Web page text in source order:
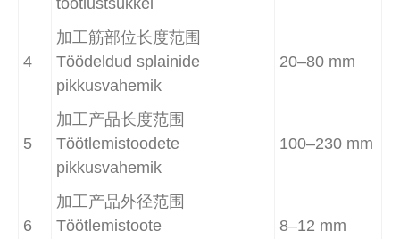
4
加工筋部位长度范围
Töödeldud splainide
pikkusvahemik
20–80 mm
5
加工产品长度范围
Töötlemistoodete
pikkusvahemik
100–230 mm
6
加工产品外径范围
Töötlemistoote
8–12 mm